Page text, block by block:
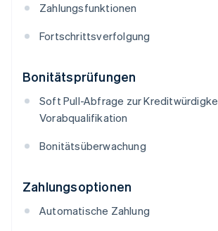
Zahlungsfunktionen
Fortschrittsverfolgung
Bonitätsprüfungen
Soft Pull-Abfrage zur
Vorabqualifikation
Bonitätsüberwachung
Zahlungsoptionen
Automatische Zahlung